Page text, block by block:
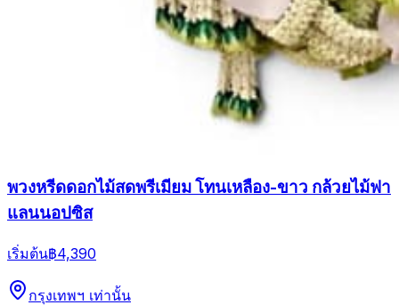
พวงหรีดดอกไม้สดพรีเมียม โทนเหลือง-ขาว กล้วยไม้ฟา
แลนนอปซิส
เริ่มต้น฿4,390
กรุงเทพฯ เท่านั้น